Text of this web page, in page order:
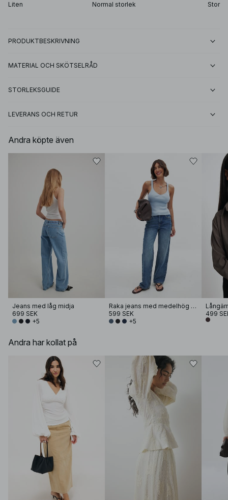
Liten Normal storlek Stor
PRODUKTBESKRIVNING
MATERIAL OCH SKÖTSELRÅD
STORLEKSGUIDE
LEVERANS OCH RETUR
Andra köpte även
Jeans med låg midja
699 SEK
+5
Raka jeans med medelhög midja
599 SEK
+5
499
Andra har kollat på